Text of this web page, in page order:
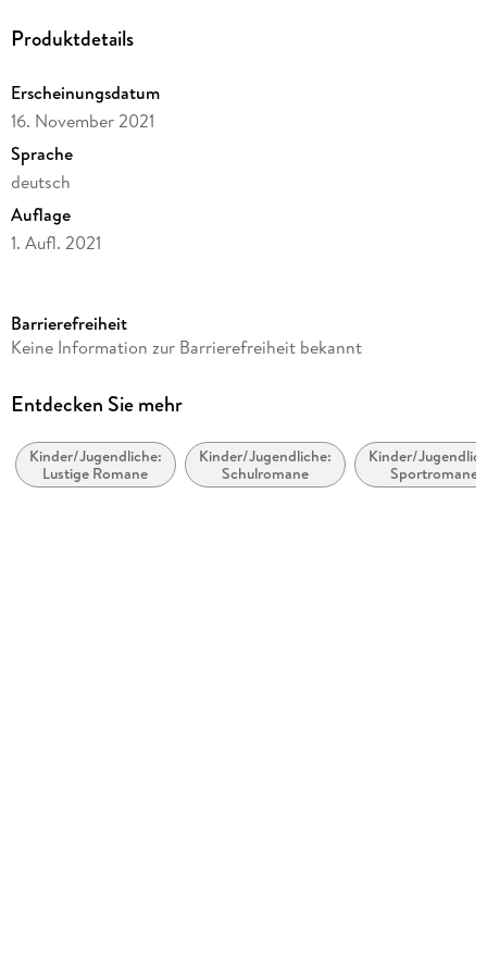
Produktdetails
Erscheinungsdatum
16. November 2021
Sprache
deutsch
Auflage
1. Aufl. 2021
Dateigröße
Laufzeit
Altersempfehlung
ab 10 Jahre
Barrierefreiheit
Keine Information zur Barrierefreiheit bekannt
Entdecken Sie mehr
Kinder/Jugendliche:
Lustige Romane
Kinder/Jugendliche:
Schulromane
Kinder/
Sportromane